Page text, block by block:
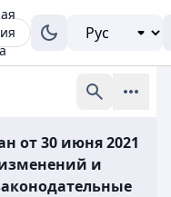
от 30 июня 2021
и